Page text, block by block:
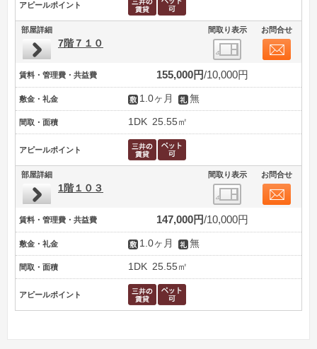
アピールポイント
部屋詳細 間取り表示 お問合せ
7階７１０
賃料・管理費・共益費 155,000円 10,000円
敷金・礼金 1.0ヶ月 無
間取・面積 1DK 25.55㎡
アピールポイント
部屋詳細 間取り表示 お問合せ
1階１０３
賃料・管理費・共益費 147,000円 10,000円
敷金・礼金 1.0ヶ月 無
間取・面積 1DK 25.55㎡
アピールポイント